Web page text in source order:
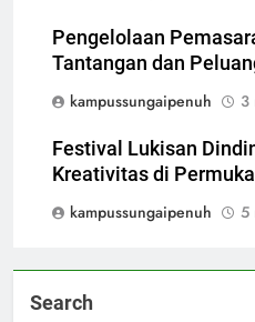
Pengelolaan
Tantangan dan
kampussungaipenuh
3
Festival Lukisan
Kreativitas di
kampussungaipenuh
5
Search